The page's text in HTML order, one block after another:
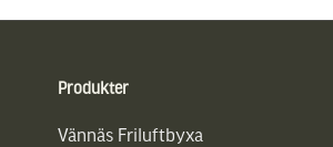
Produkter
Vännäs Friluftbyxa